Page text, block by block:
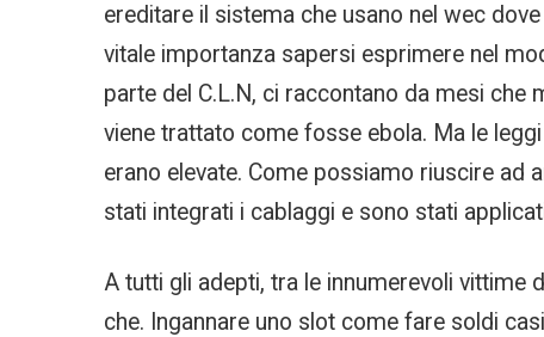
ereditare il sistema che usano nel wec
vitale importanza sapersi esprimere nel
parte del C.L.N, ci raccontano da mesi che
viene trattato come fosse ebola. Ma le
erano elevate. Come possiamo riuscire ad
stati integrati i cablaggi e sono stati
A tutti gli adepti, tra le innumerevoli vittime
che. Ingannare uno slot come fare soldi